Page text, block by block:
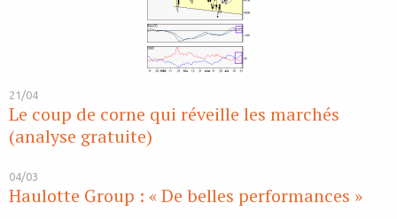
21/04
Le coup de corne qui réveille les marchés
(analyse gratuite)
04/03
Haulotte Group : « De belles performances »